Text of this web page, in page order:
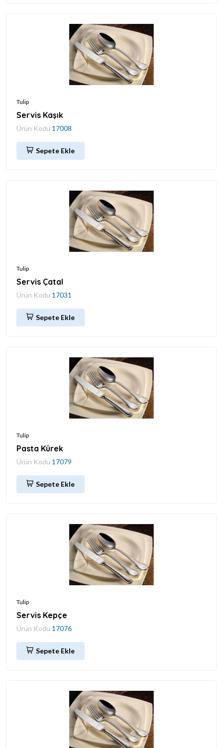
Tulip
Servis Kaşık
Ürün Kodu 17008
Sepete Ekle
Tulip
Servis Çatal
Ürün Kodu 17031
Sepete Ekle
Tulip
Pasta Kürek
Ürün Kodu 17079
Sepete Ekle
Tulip
Servis Kepçe
Ürün Kodu 17076
Sepete Ekle